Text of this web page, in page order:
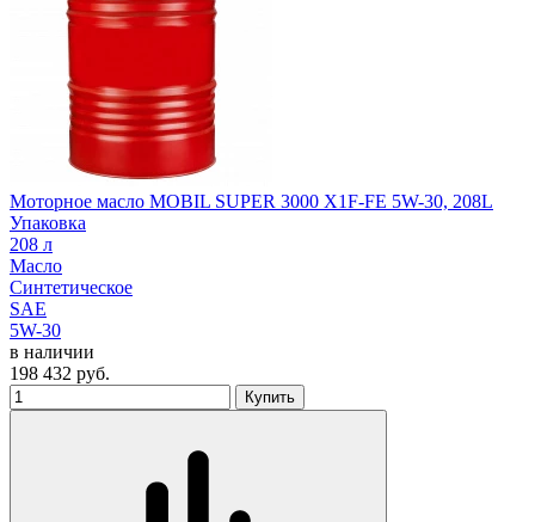
Моторное масло MOBIL SUPER 3000 X1F-FE 5W-30, 208L
Упаковка
208 л
Масло
Синтетическое
SAE
5W-30
в наличии
198 432 руб.
Купить